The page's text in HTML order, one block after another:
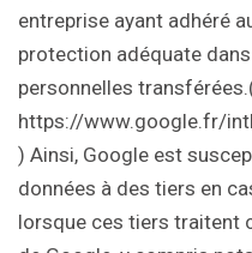
entreprise ayant adhéré
protection adéquate
personnelles
https://www.google.fr/
) Ainsi, Google est
données à des tiers en
lorsque ces tiers traitent